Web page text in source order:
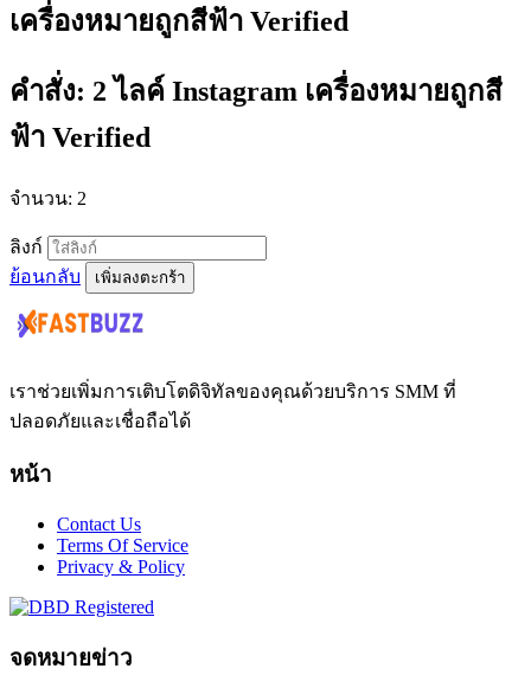
เครื่องหมายถูกสีฟ้า Verified
คำสั่ง: 2 ไลค์ Instagram เครื่องหมายถูกสี
ฟ้า Verified
จำนวน: 2
ลิงก์
ย้อนกลับ
เพิ่มลงตะกร้า
เราช่วยเพิ่มการเติบโตดิจิทัลของคุณด้วยบริการ SMM ที่
ปลอดภัยและเชื่อถือได้
หน้า
Contact Us
Terms Of Service
Privacy & Policy
จดหมายข่าว